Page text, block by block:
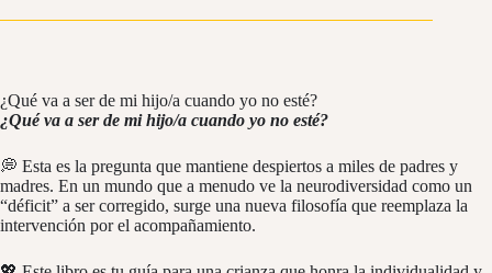
¿Qué va a ser de mi hijo/a cuando yo no esté?
¿Qué va a ser de mi hijo/a cuando yo no esté?
💭 Esta es la pregunta que mantiene despiertos a miles de padres y
madres. En un mundo que a menudo ve la neurodiversidad como un
“déficit” a ser corregido, surge una nueva filosofía que reemplaza la
intervención por el acompañamiento.